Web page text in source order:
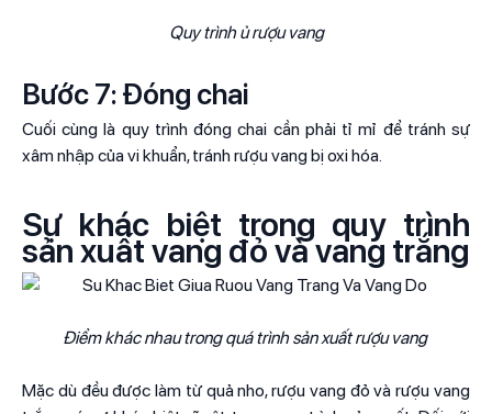
Quy trình ủ rượu vang
Bước 7: Đóng chai
Cuối cùng là quy trình đóng chai cần phải tỉ mỉ để tránh sự
xâm nhập của vi khuẩn, tránh rượu vang bị oxi hóa.
Sự khác biệt trong quy trình
sản xuất vang đỏ và vang trắng
Điểm khác nhau trong quá trình sản xuất rượu vang
Mặc dù đều được làm từ quả nho, rượu vang đỏ và rượu vang